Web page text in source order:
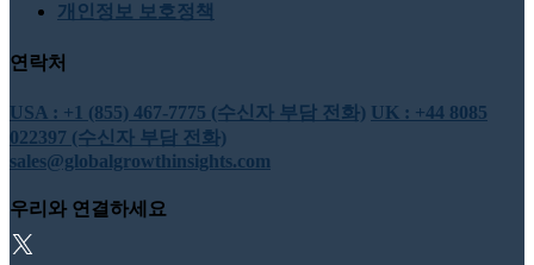
개인정보 보호정책
연락처
USA : +1 (855) 467-7775 (수신자 부담 전화) UK : +44 8085
022397 (수신자 부담 전화)
sales@globalgrowthinsights.com
우리와 연결하세요